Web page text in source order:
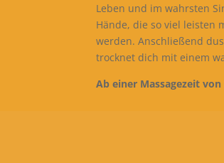
Leben und im wahrsten
Hände, die so viel leisten
werden. Anschließend
trocknet dich mit einem
Ab einer Massagezeit